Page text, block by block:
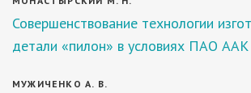
Совершенствование технологии
детали «пилон» в условиях ПАО ААК
МУЖИЧЕНКО А. В.